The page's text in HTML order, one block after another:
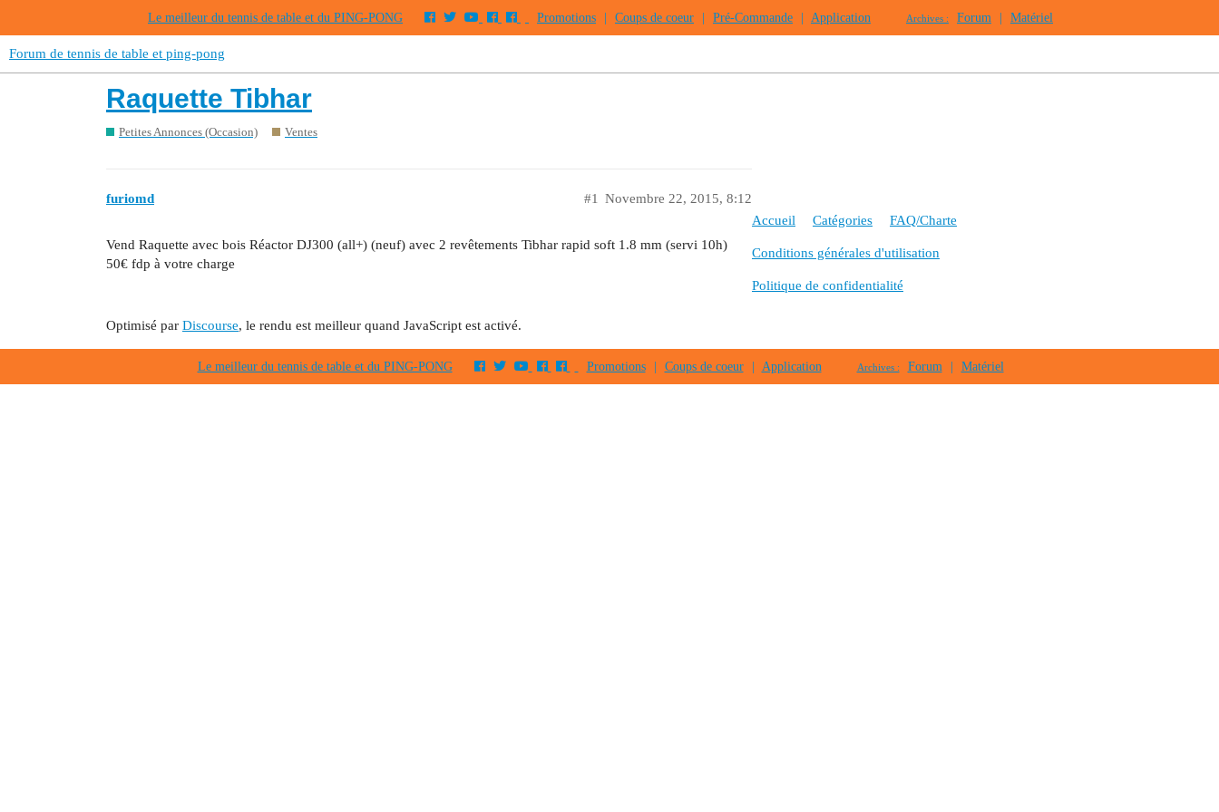
Le meilleur du tennis de table et du PING-PONG Promotions Coups de coeur Pré-Commande Application Archives : Forum Matériel
Forum de tennis de table et ping-pong
Raquette Tibhar
Petites Annonces (Occasion) Ventes
furiomd Novembre 22, 2015, 8:12
#1
Vend Raquette avec bois Réactor DJ300 (all+) (neuf) avec 2 revêtements Tibhar rapid soft 1.8 mm (servi 10h)
50€ fdp à votre charge
Accueil Catégories FAQ/Charte
Conditions générales d'utilisation
Politique de confidentialité
Optimisé par Discourse, le rendu est meilleur quand JavaScript est activé.
Le meilleur du tennis de table et du PING-PONG Promotions | Coups de coeur | Application Archives : Forum | Matériel